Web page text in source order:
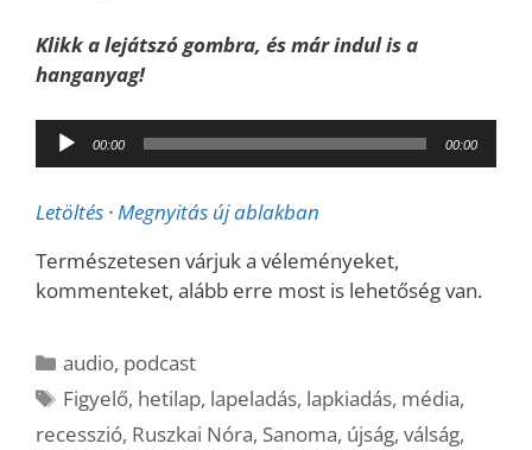
Klikk a lejátszó gombra, és már indul is a
hanganyag!
Audió
lejátszó
00:00 00:00
Letöltés ·Megnyitás új ablakban
Természetesen várjuk a véleményeket,
kommenteket, alább erre most is lehetőség van.
Kategória
audio, podcast
Címkék
Figyelő, hetilap, lapeladás, lapkiadás, média,
recesszió, Ruszkai Nóra, Sanoma, újság, válság,